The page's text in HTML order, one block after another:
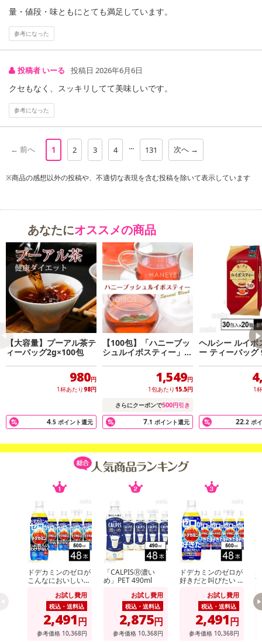
・年齢に負けない身体＆お肌を維持したい貴方にオススメ★
・100包入だから、すっきりガブガブ飲めちゃう！
・ホットでもアイスでも美味しく楽しめる♪
・スリム・エイジングケア・お通じのお悩みに◎
・南アフリカの広大な大地、厳しい環境と太陽の恵みで育ったルイ
ボスティーは、鉄分、亜鉛、マンガン、カルシウム、マグネシウ
ム、カリウム等ミネラルたっぷり！
・内容量：2g×100包
・賞味期限：
製造日より1年
※商品到着時点でのお日持ち期間は、配送日数などにより異なり
ますのでご了承ください。
・原産国（最終加工地）：南アフリカ
量・値段・味ともにとても満足しています。
参考になった
投稿者 いーる 投稿日 2026年6月6日
クセもなく、スッキリしてて美味しいです。
参考になった
← 前へ 1 2 3 4 ... 131 次へ →
※商品の感想以外の投稿や、不適切な表現を含む投稿を除いて表示しています
あなたにオススメの商品
【大容量】プーアル茶テ
ィーバッグ2g×100包
980円
1杯あたり 98円
4.5 ポイント還元
【100包】「ハニーブッ
シュルイボスティー」カ
1,549円
1包あたり 15.5円
さらにクーポンで500円引き
7.1 ポイント還元
ヘルシー ルイボ
ー ティーバッ
1
22.2 ポ
ドデカミンのゼロが
こんなにおいしいわ
お試し費用
税込・送料込
2,491円
参考価格 10,368円
「CALPISⓇ濃い
め」PET 490ml
お試し費用
税込・送料込
2,875円
参考価格 10,368円
ドデカミンのゼロが
好きだと叫びたい P
お試し費用
税込・送料込
2,491円
参考価格 10,368円